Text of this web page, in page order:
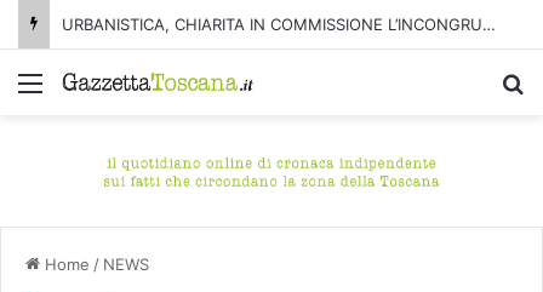
URBANISTICA, CHIARITA IN COMMISSIONE L’INCONGRUENZA NELLA VARIANTE
Menu
Home / NEWS